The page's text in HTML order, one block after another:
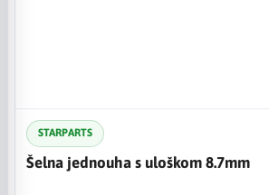
STARPARTS
Šelna jednouha s uloškom 8.7mm